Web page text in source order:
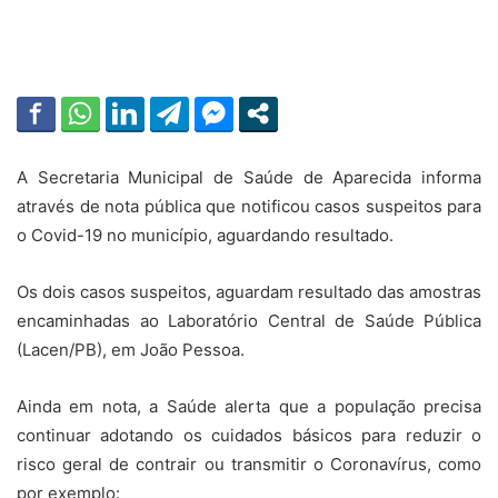
A Secretaria Municipal de Saúde de Aparecida informa
através de nota pública que notificou casos suspeitos para
o Covid-19 no município, aguardando resultado.
Os dois casos suspeitos, aguardam resultado das amostras
encaminhadas ao Laboratório Central de Saúde Pública
(Lacen/PB), em João Pessoa.
Ainda em nota, a Saúde alerta que a população precisa
continuar adotando os cuidados básicos para reduzir o
risco geral de contrair ou transmitir o Coronavírus, como
por exemplo: